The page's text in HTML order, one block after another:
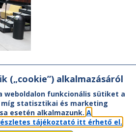
(„cookie”) alkalmazásáról
weboldalon funkcionális sütiket a
míg statisztikai és marketing
esetén alkalmazunk. A
tájékoztató itt érhető el.